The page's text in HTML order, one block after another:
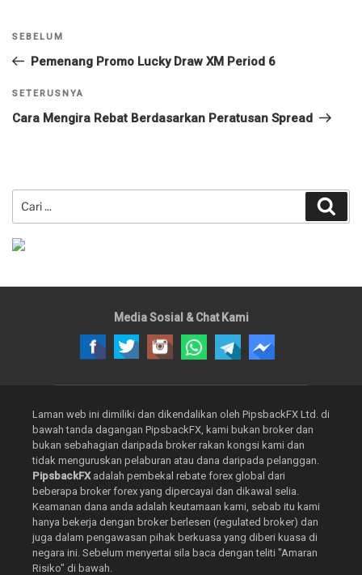
Navigasi
kiriman
Kiriman
Sebelumnya
SEBELUM
Pemenang Promo Lucky Draw XM Period 6
Kiriman
Seterusnya
SETERUSNYA
Cara Mengira Rebat Berdasarkan Peratusan Spread
untuk:
Media Sosial & Chat Kami
Laman web ini dimiliki dan dikendalikan oleh PipsbackFX Ltd. di
bawah tanda dagangan PipsbackFX, kami bukan broker dan
bukan sebahagian daripada broker rakan kongsi kami dan
tidak menguruskan pelaburan atau dana daripada pelanggan.
PipsbackFXadalah pembekal rebate forex global dari
beberapa broker forex yang dipercayai dan dikawal selia.
Keamanan dana anda adalah keutamaan kami, sebab itu kami
hanya bekerja dengan broker berlesen (regulated broker) dan
juga dalam pengawasan pihak berkuasa yang diberi kuasa di
negara ini. Sebelum menyertai sila baca dengan teliti "Amaran
Risiko" di bawah.